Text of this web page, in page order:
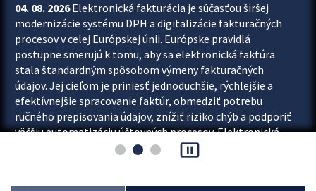
04. 08. 2026Elektronická fakturácia je súčasťou širšej
modernizácie systému DPH a digitalizácie fakturačných
procesov v celej Európskej únii. Európske pravidlá
postupne smerujú k tomu, aby sa elektronická faktúra
stala štandardným spôsobom výmeny fakturačných
údajov. Jej cieľom je priniesť jednoduchšie, rýchlejšie a
efektívnejšie spracovanie faktúr, obmedziť potrebu
ručného prepisovania údajov, znížiť riziko chýb a podporiť
väčšiu automatizáciu účtovných procesov. Elektronická
fakturácia preto nepredstavuje...
pause_presentation